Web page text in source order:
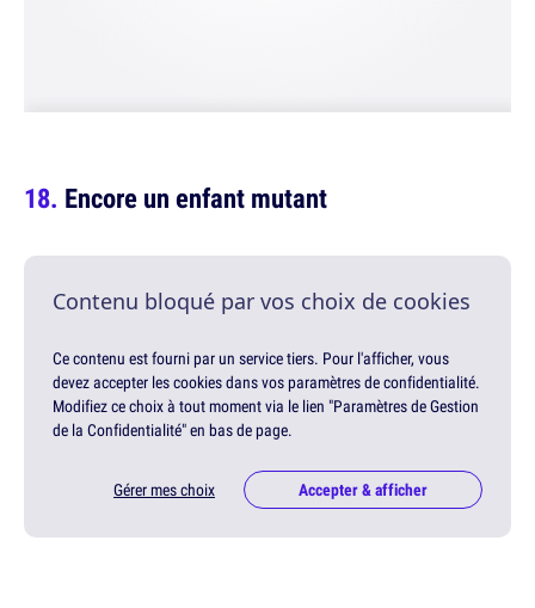
Encore un enfant mutant
Contenu bloqué par vos choix de cookies
Ce contenu est fourni par un service tiers. Pour l'afficher, vous
devez accepter les cookies dans vos paramètres de confidentialité.
Modifiez ce choix à tout moment via le lien "Paramètres de Gestion
de la Confidentialité" en bas de page.
Gérer mes choix Accepter & afficher